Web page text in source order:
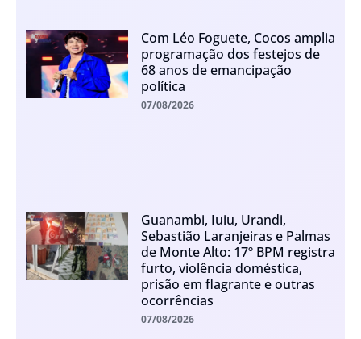
Com Léo Foguete, Cocos amplia
programação dos festejos de
68 anos de emancipação
política
07/08/2026
Guanambi, Iuiu, Urandi,
Sebastião Laranjeiras e Palmas
de Monte Alto: 17º BPM registra
furto, violência doméstica,
prisão em flagrante e outras
ocorrências
07/08/2026